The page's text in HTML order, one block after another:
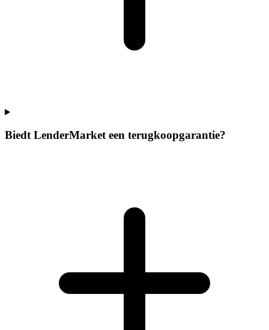
Biedt LenderMarket een terugkoopgarantie?